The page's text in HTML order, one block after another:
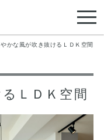
かな風が吹き抜けるＬＤＫ空間
ＬＤＫ空間